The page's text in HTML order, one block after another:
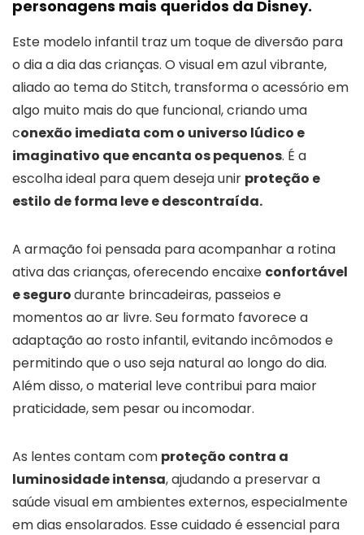
personagens mais queridos da Disney.
Este modelo infantil traz um toque de diversão para
o dia a dia das crianças. O visual em azul vibrante,
aliado ao tema do Stitch, transforma o acessório em
algo muito mais do que funcional, criando uma
conexão imediata com o universo lúdico e
imaginativo que encanta os pequenos. É a
escolha ideal para quem deseja unir proteção e
estilo de forma leve e descontraída.
A armação foi pensada para acompanhar a rotina
ativa das crianças, oferecendo encaixe confortável
e segurodurante brincadeiras, passeios e
momentos ao ar livre. Seu formato favorece a
adaptação ao rosto infantil, evitando incômodos e
permitindo que o uso seja natural ao longo do dia.
Além disso, o material leve contribui para maior
praticidade, sem pesar ou incomodar.
As lentes contam com proteção contra a
luminosidade intensa, ajudando a preservar a
saúde visual em ambientes externos, especialmente
em dias ensolarados. Esse cuidado é essencial para